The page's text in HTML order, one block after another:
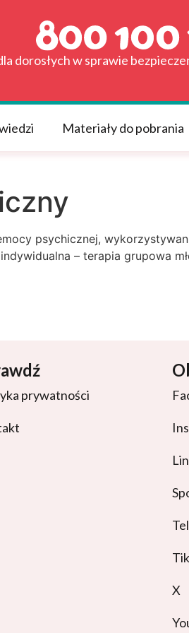
dorosłych w sprawie
Materiały do pobrania
psychicznej,
– terapia grupowa
prywatności
X